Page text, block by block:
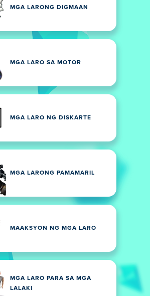
MGA LARONG DIGMAAN
MGA LARO SA MOTOR
MGA LARO NG DISKARTE
MGA LARONG PAMAMARIL
MAAKSYON NG MGA LARO
MGA LARO PARA SA MGA
LALAKI